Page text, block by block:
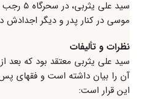
موسی در کنار پدر و دیگر اجدادش
نظرات و تألیفات
سید علی یثربی معتقد بود که بعد
آن را بیان داشته است و فقهای پس
این قرار است: